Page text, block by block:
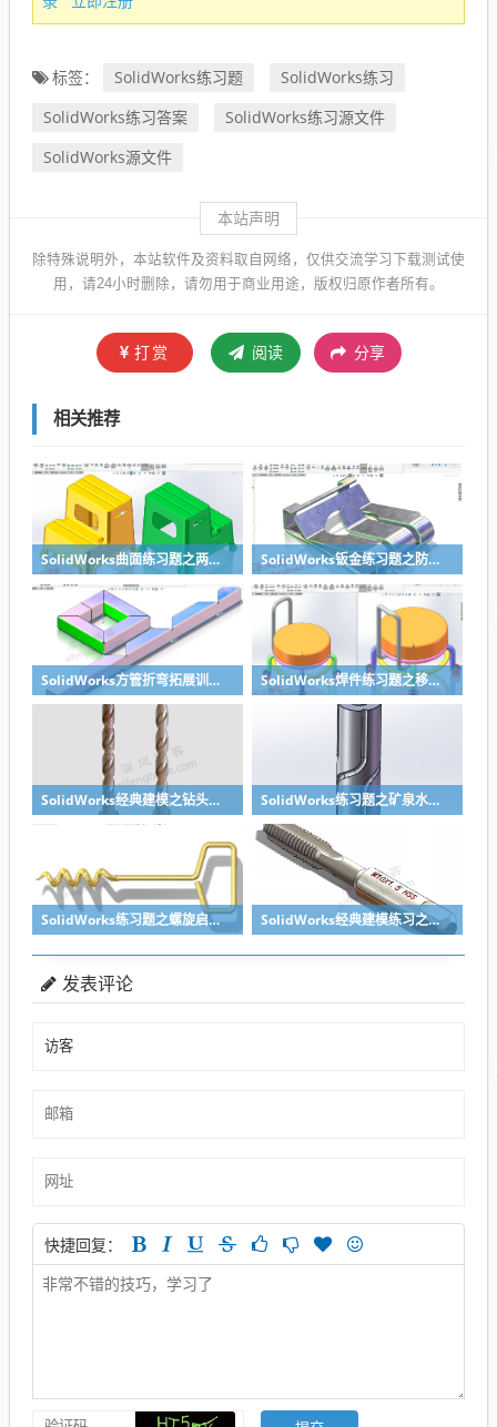
标签： SolidWorks练习题
SolidWorks练习
SolidWorks练习答案
SolidWorks练习源文件
SolidWorks源文件
本站声明
除特殊说明外，本站软件及资料取自网络，仅供交流学习下载测试使
用，请24小时删除，请勿用于商业用途，版权归原作者所有。
打赏 阅读 分享
相关推荐
SolidWorks曲面练习题之两步踢凳建模，看似曲面实则特征 SolidWorks钣金练习题之防松档卡建模，钣金命令综合练习
SolidWorks方管折弯拓展训练，你会了吗？ SolidWorks焊件练习题之移动小矮凳，思路对了就不难
SolidWorks经典建模之钻头刀具的绘制，螺纹收尾是关键技巧 SolidWorks练习题之矿泉水瓶的绘制，难度不大主要是顶部螺纹的处理
SolidWorks练习题之螺旋启瓶器，螺旋头是关键 SolidWorks经典建模练习之丝锥攻丝钻头的绘制，常规命令练习
发表评论
快捷回复：